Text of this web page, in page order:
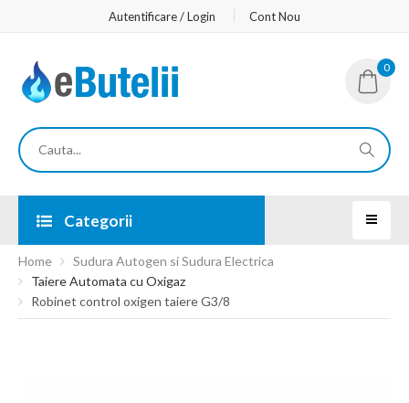
Autentificare / Login Cont Nou
0
Categorii
Home
Sudura Autogen si Sudura Electrica
Taiere Automata cu Oxigaz
Robinet control oxigen taiere G3/8